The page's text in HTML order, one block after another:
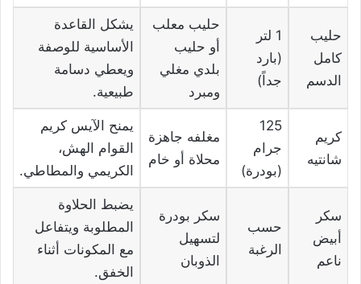
حليب
كامل
الدسم
1 لتر
(بارد
جداً)
حليب معلب
أو حليب
بلدي مغلي
ومبرد
يشكل القاعدة
الأساسية للوصفة
ويعطي دسامة
طبيعية.
كريم
شانتيه
125
جرام
(بودرة)
مغلفه جاهزة
محلاة أو خام
يمنح الآيس كريم
القوام الهش،
الكريمي والمطاطي.
سكر
أبيض
ناعم
حسب
الرغبة
سكر بودرة
لتسهيل
الذوبان
يضبط الحلاوة
المطلوبة ويتفاعل
مع المكونات أثناء
الخفق.